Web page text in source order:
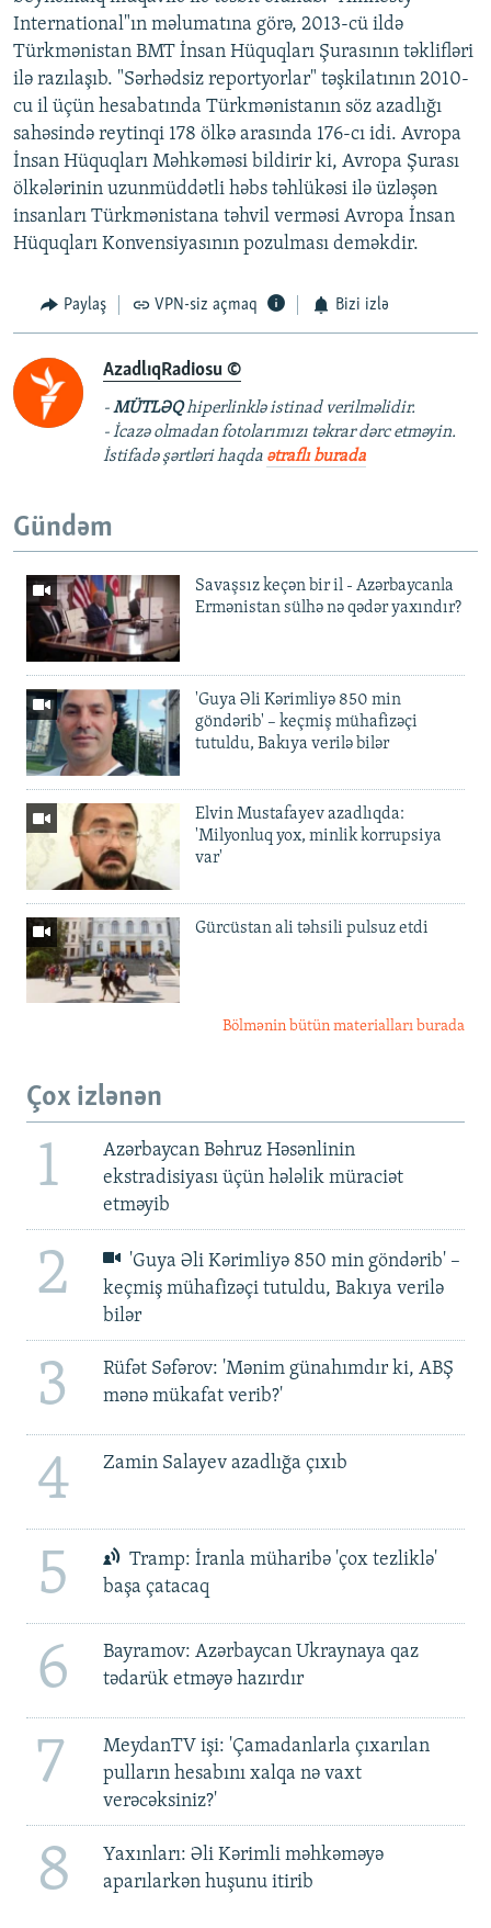
International"ın məlumatına görə, 2013-cü ildə
Türkmənistan BMT İnsan Hüquqları Şurasının təklifləri
ilə razılaşıb. "Sərhədsiz reportyorlar" təşkilatının 2010-
cu il üçün hesabatında Türkmənistanın söz azadlığı
sahəsində reytinqi 178 ölkə arasında 176-cı idi. Avropa
İnsan Hüquqları Məhkəməsi bildirir ki, Avropa Şurası
ölkələrinin uzunmüddətli həbs təhlükəsi ilə üzləşən
insanları Türkmənistana təhvil verməsi Avropa İnsan
Hüquqları Konvensiyasının pozulması deməkdir.
Paylaş VPN-siz açmaq Bizi izlə
AzadlıqRadiosu ©
-MÜTLƏQhiperlinklə istinad verilməlidir.
- İcazə olmadan fotolarımızı təkrar dərc etməyin.
İstifadə şərtləri haqda ətraflı burada
Gündəm
Savaşsız keçən bir il - Azərbaycanla
Ermənistan sülhə nə qədər yaxındır?
'Guya Əli Kərimliyə 850 min
göndərib' – keçmiş mühafizəçi
tutuldu, Bakıya verilə bilər
Elvin Mustafayev azadlıqda:
'Milyonluq yox, minlik korrupsiya
var'
Gürcüstan ali təhsili pulsuz etdi
Bölmənin bütün materialları burada
Çox izlənən
1
Azərbaycan Bəhruz Həsənlinin
ekstradisiyası üçün hələlik müraciət
etməyib
2
'Guya Əli Kərimliyə 850 min göndərib' –
keçmiş mühafizəçi tutuldu, Bakıya verilə
bilər
3
Rüfət Səfərov: 'Mənim günahımdır ki, ABŞ
mənə mükafat verib?'
4 Zamin Salayev azadlığa çıxıb
5
Tramp: İranla müharibə 'çox tezliklə'
başa çatacaq
6
Bayramov: Azərbaycan Ukraynaya qaz
tədarük etməyə hazırdır
7
MeydanTV işi: 'Çamadanlarla çıxarılan
pulların hesabını xalqa nə vaxt
verəcəksiniz?'
8
Yaxınları: Əli Kərimli məhkəməyə
aparılarkən huşunu itirib